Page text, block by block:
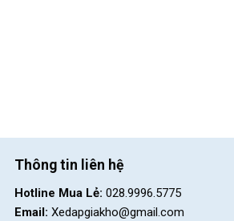
Thông tin liên hệ
Hotline Mua Lẻ: 028.9996.5775
Email: Xedapgiakho@gmail.com